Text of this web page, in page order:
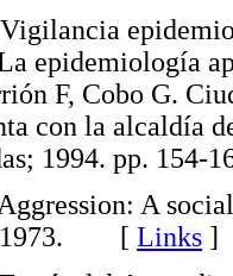
epidemiología
F, Cobo G.
con la alcaldía
1994. pp.
A
1973. [ Links ]